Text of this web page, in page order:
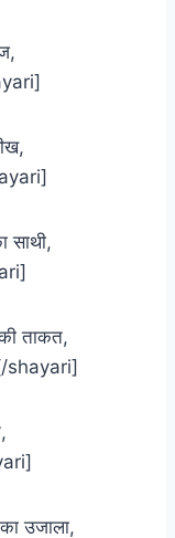
साथी,
ताकत,
shayari]
उजाला,